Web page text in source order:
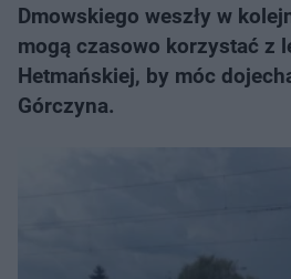
Dmowskiego weszły w
mogą czasowo korzystać z
Hetmańskiej, by móc
Górczyna.